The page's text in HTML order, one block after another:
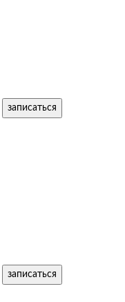
записаться
записаться